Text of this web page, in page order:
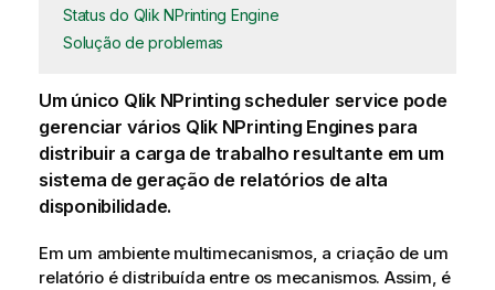
Status do Qlik NPrinting Engine
Solução de problemas
Um único Qlik NPrinting scheduler servicepode
gerenciar vários Qlik NPrinting Engines para
distribuir a carga de trabalho resultante em um
sistema de geração de relatórios de alta
disponibilidade.
Em um ambiente multimecanismos, a criação de um
relatório é distribuída entre os mecanismos. Assim, é